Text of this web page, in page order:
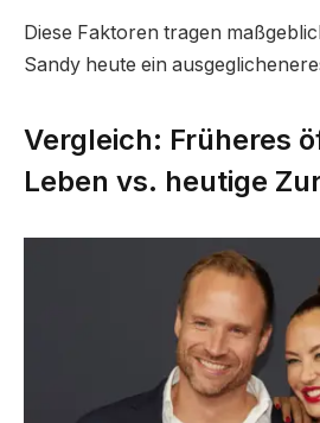
Diese Faktoren tragen
Sandy heute ein
Vergleich: Früheres
Leben vs. heutige